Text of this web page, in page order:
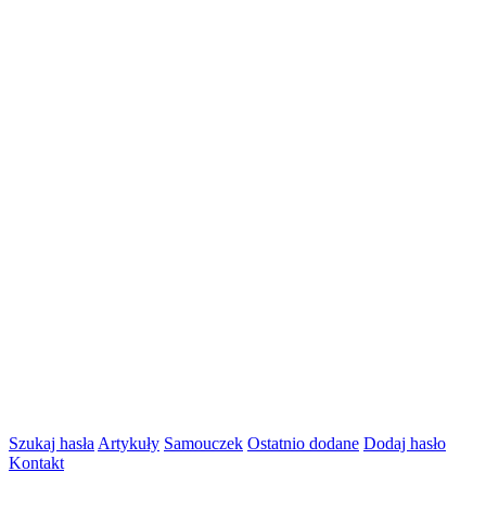
Szukaj hasła Artykuły Samouczek Ostatnio dodane Dodaj hasło
Kontakt